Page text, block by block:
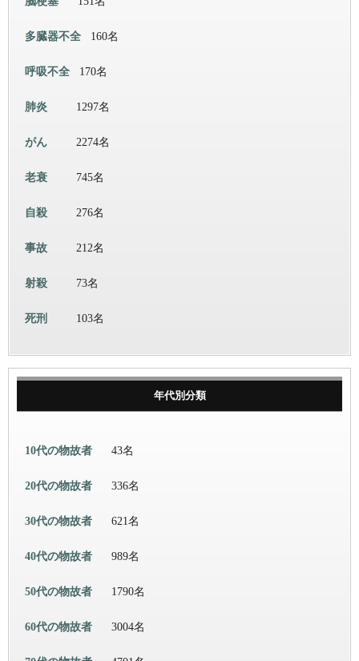
多臓器不全 160名
呼吸不全 170名
肺炎 1297名
がん 2274名
老衰 745名
自殺 276名
事故 212名
射殺 73名
死刑 103名
年代別分類
10代の物故者 43名
20代の物故者 336名
30代の物故者 621名
40代の物故者 989名
50代の物故者 1790名
60代の物故者 3004名